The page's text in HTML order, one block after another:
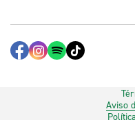
Aviso